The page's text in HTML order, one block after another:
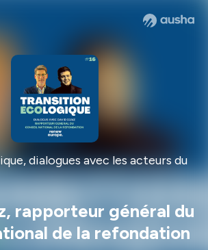
dialogues avec les acteurs du
rapporteur général du
de la refondation